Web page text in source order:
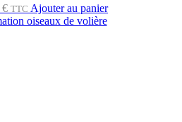
€ TTC Ajouter au panier